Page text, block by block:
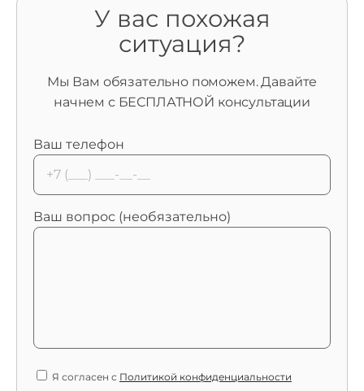
У вас похожая
ситуация?
Мы Вам обязательно поможем. Давайте
начнем с БЕСПЛАТНОЙ консультации
Ваш телефон
Ваш вопрос (необязательно)
Я согласен с Политикой конфиденциальности